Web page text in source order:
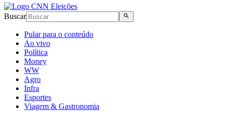
Buscar
Pular para o conteúdo
Ao vivo
Política
Money
WW
Agro
Infra
Esportes
Viagem & Gastronomia